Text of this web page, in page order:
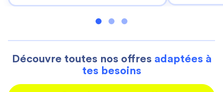
Découvre toutes nos offres adaptées à
tes besoins